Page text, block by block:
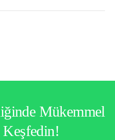
Mükemmel
Keşfedin!